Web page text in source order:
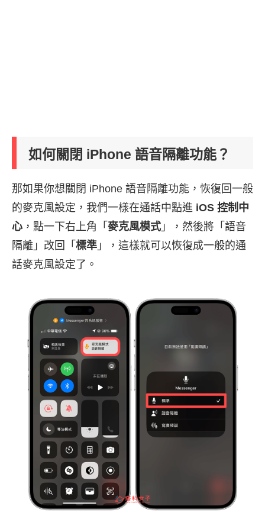
如何關閉 iPhone 語音隔離功能？
那如果你想關閉 iPhone 語音隔離功能，恢復回一般
的麥克風設定，我們一樣在通話中點進 iOS 控制中
心 ，點一下右上角「 麥克風模式 」，然後將「語音
隔離」改回「 標準 」，這樣就可以恢復成一般的通
話麥克風設定了。